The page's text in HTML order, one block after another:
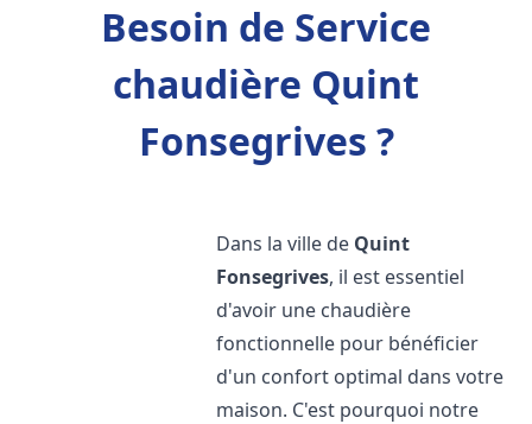
Besoin de Service
chaudière Quint
Fonsegrives ?
Dans la ville de Quint
Fonsegrives, il est essentiel
d'avoir une chaudière
fonctionnelle pour bénéficier
d'un confort optimal dans votre
maison. C'est pourquoi notre